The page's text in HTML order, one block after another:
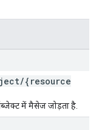
/{resource
में मैसेज जोड़ता है.